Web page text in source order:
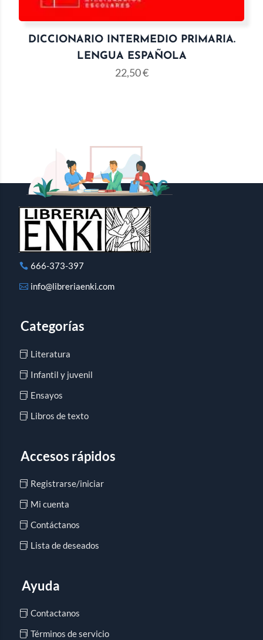
DICCIONARIO INTERMEDIO PRIMARIA.
LENGUA ESPAÑOLA
22,50€
666-373-397
info@libreriaenki.com
Categorías
Literatura
Infantil y juvenil
Ensayos
Libros de texto
Accesos rápidos
Registrarse/iniciar
Mi cuenta
Contáctanos
Lista de deseados
Ayuda
Contactanos
Términos de servicio